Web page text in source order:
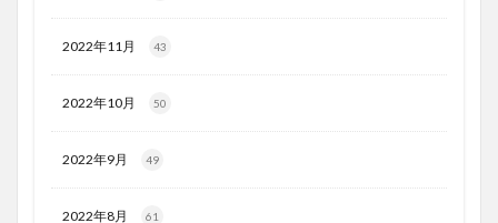
2022年11月 43
2022年10月 50
2022年9月 49
2022年8月 61